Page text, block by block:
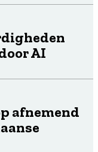
AI
afnemend